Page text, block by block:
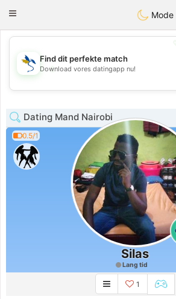
SvenskaDating
Toggle
Mode
💖
💕
Find dit perfekte match
Download vores datingapp nu!
Dating Mand Nairobi
0.5/1
Silas
Lang tid
1